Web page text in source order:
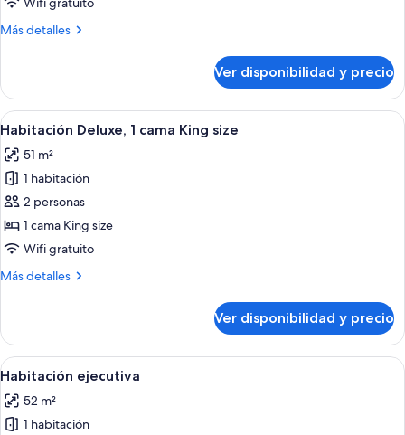
cama
Más detalles
Más
Premier,
cama
size
Ver disponibilidad y precio
Ver
todas
las
fotos
de
Habitación
Deluxe,
cama
Habitación de hotel con una cama
5
Habitación Deluxe, 1 cama King size
51 m²
1 habitación
2 personas
1 cama King size
Wifi gratuito
Más detalles
Más
Deluxe,
cama
size
Ver disponibilidad y precio
Ver
todas
las
fotos
Una habitación de hotel moderna
5
Habitación ejecutiva
52 m²
1 habitación